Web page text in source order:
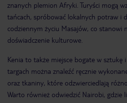
znanych plemion Afryki. Turyści mogą
tańcach, spróbować lokalnych potraw i
codziennym życiu Masajów, co stanowi
doświadczenie kulturowe​.
Kenia to także miejsce bogate w sztukę
targach można znaleźć ręcznie
oraz tkaniny, które odzwierciedlają
Warto również odwiedzić Nairobi, gdzie